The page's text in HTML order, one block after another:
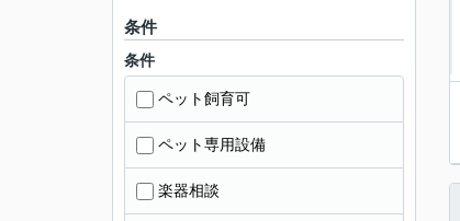
条件
条件
ペット飼育可
ペット専用設備
楽器相談